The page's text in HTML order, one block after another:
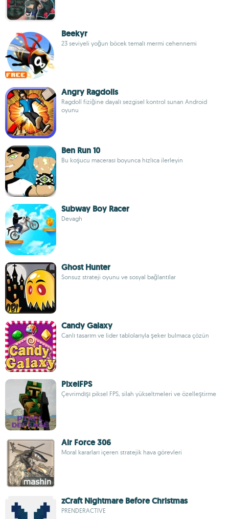
Beekyr
23 seviyeli yoğun böcek temalı mermi cehennemi
Angry Ragdolls
Ragdoll fiziğine dayalı sezgisel kontrol sunan Android
oyunu
Ben Run 10
Bu koşucu macerası boyunca hızlıca ilerleyin
Subway Boy Racer
Devagh
Ghost Hunter
Sonsuz strateji oyunu ve sosyal bağlantılar
Candy Galaxy
Canlı tasarım ve lider tablolarıyla şeker bulmaca çözün
PixelFPS
Çevrimdışı piksel FPS, silah yükseltmeleri ve özelleştirme
Air Force 306
Moral kararları içeren stratejik hava görevleri
zCraft Nightmare Before Christmas
PRENDERACTIVE